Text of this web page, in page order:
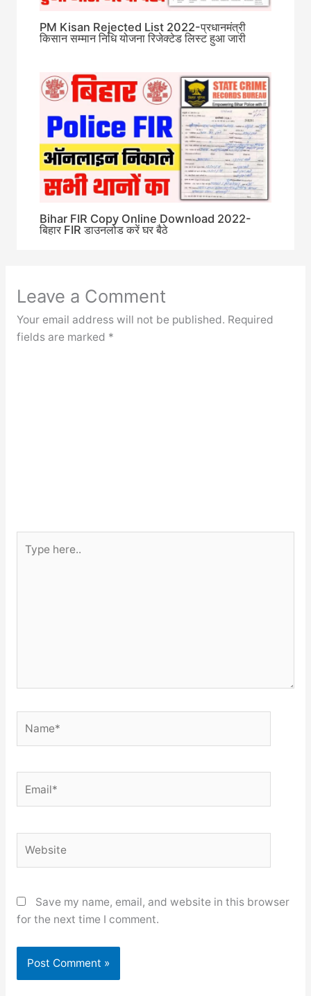
PM Kisan Rejected List 2022-प्रधानमंत्री
किसान सम्मान निधि योजना रिजेक्टेड लिस्ट हुआ जारी
Bihar FIR Copy Online Download 2022-
बिहार FIR डाउनलोड करें घर बैठे
Leave a Comment
Your email address will not be published. Required
fields are marked *
here..
Save my name, email, and website in this browser
for the next time I comment.